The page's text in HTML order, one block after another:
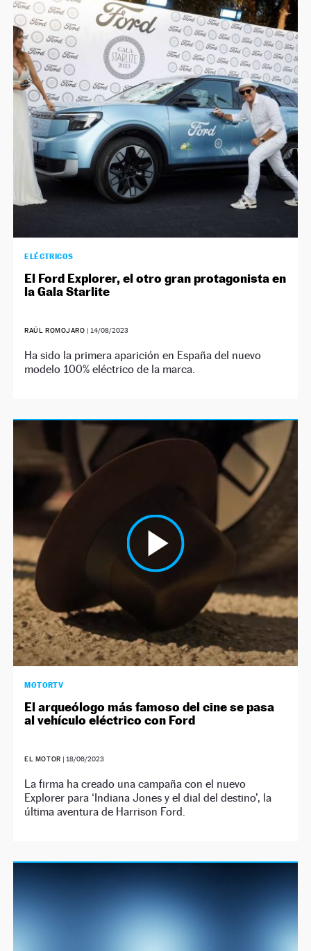
ELÉCTRICOS
El Ford Explorer, el otro gran protagonista en
la Gala Starlite
RAÚL ROMOJARO | 14/08/2023
Ha sido la primera aparición en España del nuevo
modelo 100% eléctrico de la marca.
MOTORTV
El arqueólogo más famoso del cine se pasa
al vehículo eléctrico con Ford
EL MOTOR | 18/06/2023
La firma ha creado una campaña con el nuevo
Explorer para ‘Indiana Jones y el dial del destino’, la
última aventura de Harrison Ford.